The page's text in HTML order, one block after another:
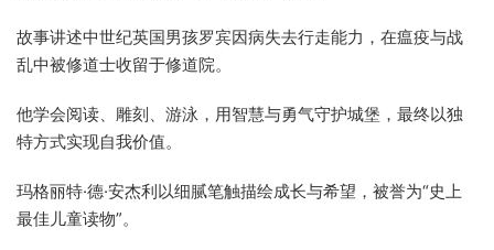
故事讲述中世纪英国男孩罗宾因病失去行走能力，在瘟疫与战
乱中被修道士收留于修道院。
他学会阅读、雕刻、游泳，用智慧与勇气守护城堡，最终以独
特方式实现自我价值。
玛格丽特·德·安杰利以细腻笔触描绘成长与希望，被誉为“史上
最佳儿童读物”。